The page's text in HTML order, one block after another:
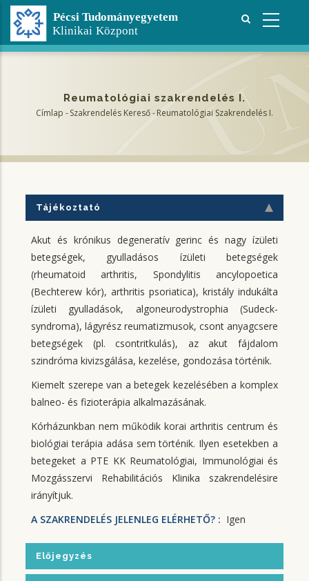
Ugrás
tartalomra
Reumatológiai szakrendelés I.
Címlap -Szakrendelés Kereső-Reumatológiai Szakrendelés I.
Tájékoztató
Akut és krónikus degeneratív gerinc és nagy ízületi
betegségek, gyulladásos ízületi betegségek
(rheumatoid arthritis, Spondylitis ancylopoetica
(Bechterew kór), arthritis psoriatica), kristály indukálta
ízületi gyulladások, algoneurodystrophia (Sudeck-
syndroma), lágyrész reumatizmusok, csont anyagcsere
betegségek (pl. csontritkulás), az akut fájdalom
szindróma kivizsgálása, kezelése, gondozása történik.
Kiemelt szerepe van a betegek kezelésében a komplex
balneo- és fizioterápia alkalmazásának.
Kórházunkban nem működik korai arthritis centrum és
biológiai terápia adása sem történik. Ilyen esetekben a
betegeket a PTE KK Reumatológiai, Immunológiai és
Mozgásszervi Rehabilitációs Klinika szakrendelésire
irányítjuk.
A SZAKRENDELÉS JELENLEG ELÉRHETŐ? : Igen
Előjegyzés